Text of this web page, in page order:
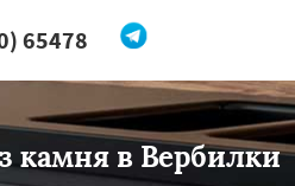
65478
мне
в Вербилки